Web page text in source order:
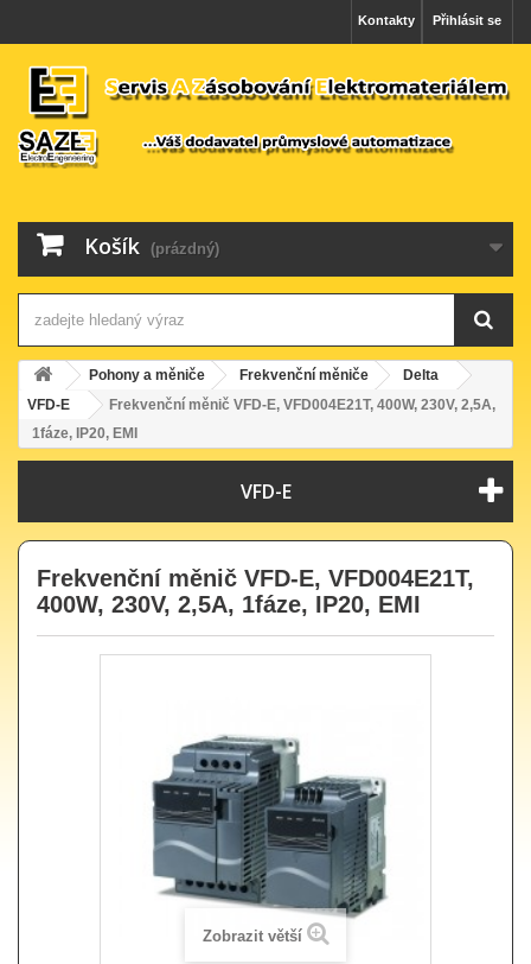
Přihlásit se
Kontakty
Košík (prázdný)
Pohony a měniče Frekvenční měniče
Delta
VFD-E
Frekvenční měnič VFD-E, VFD004E21T, 400W, 230V, 2,5A,
1fáze, IP20, EMI
VFD-E
Frekvenční měnič VFD-E, VFD004E21T,
400W, 230V, 2,5A, 1fáze, IP20, EMI
Zobrazit větší